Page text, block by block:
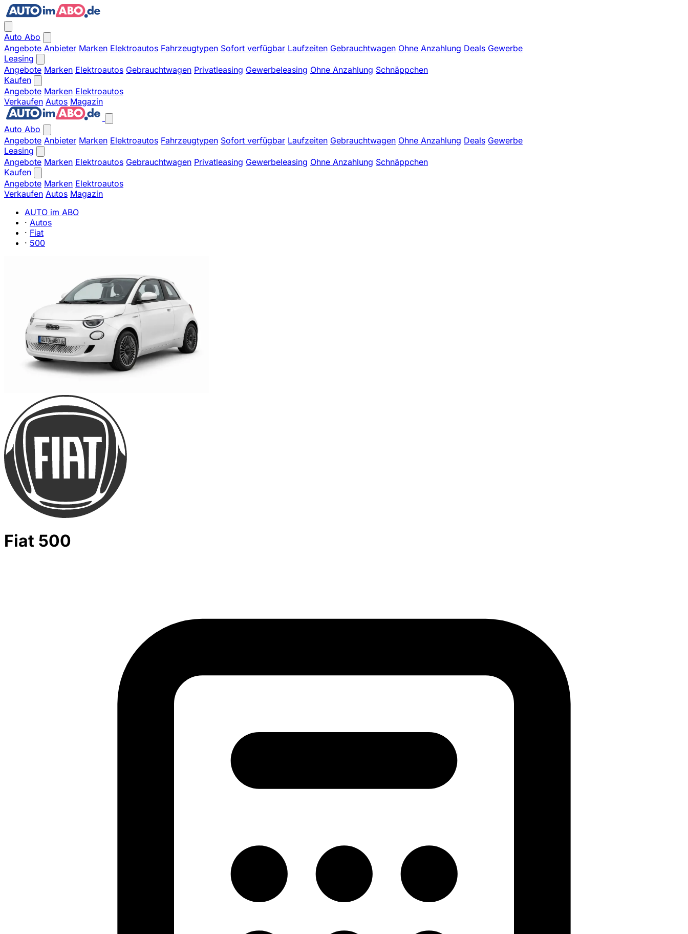
Auto Abo
Angebote Anbieter Marken Elektroautos Fahrzeugtypen Sofort verfügbar Laufzeiten Gebrauchtwagen Ohne Anzahlung Deals Gewerbe
Leasing
Angebote Marken Elektroautos Gebrauchtwagen Privatleasing Gewerbeleasing Ohne Anzahlung Schnäppchen
Kaufen
Angebote Marken Elektroautos
Verkaufen Autos Magazin
Auto Abo
Angebote Anbieter Marken Elektroautos Fahrzeugtypen Sofort verfügbar Laufzeiten Gebrauchtwagen Ohne Anzahlung Deals Gewerbe
Leasing
Angebote Marken Elektroautos Gebrauchtwagen Privatleasing Gewerbeleasing Ohne Anzahlung Schnäppchen
Kaufen
Angebote Marken Elektroautos
Verkaufen Autos Magazin
AUTO im ABO
· Autos
· Fiat
· 500
Fiat 500